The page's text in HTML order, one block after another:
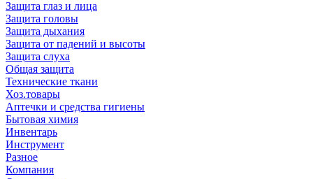
Защита глаз и лица
Защита головы
Защита дыхания
Защита от падений и высоты
Защита слуха
Общая защита
Технические ткани
Хоз.товары
Аптечки и средства гигиены
Бытовая химия
Инвентарь
Инструмент
Разное
Компания